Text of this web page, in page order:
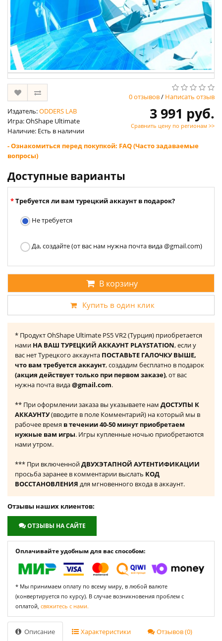
0 отзывов/ Написать отзыв
Издатель:ODDERS LAB
Игра: OhShape Ultimate
Наличие: Есть в наличии
3 991 руб.
Сравнить цену по регионам >>
- Ознакомиться перед покупкой: FAQ (Часто задаваемые
вопросы)
Доступные варианты
Требуется ли вам турецкий аккаунт в подарок?
Не требуется
Да, создайте (от вас нам нужна почта вида @gmail.com)
В корзину
Купить в один клик
* Продукт OhShape Ultimate PS5 VR2 (Турция) приобретается
нами НА ВАШ ТУРЕЦКИЙ АККАУНТ PLAYSTATION, если у
вас нет Турецкого аккаунта ПОСТАВЬТЕ ГАЛОЧКУ ВЫШЕ,
что вам требуется аккаунт, создадим бесплатно в подарок
(акция действует только при первом заказе), от вас
нужна почта вида@gmail.com.
** При оформлении заказа вы указываете нам ДОСТУПЫ К
АККАУНТУ(вводите в поле Комментарий) на который мы в
рабочее время в течении 40-50 минут приобретаем
нужные вам игры. Игры купленные ночью приобретаются
нами утром.
*** При включеннойДВУХЭТАПНОЙ АУТЕНТИФИКАЦИИ
просьба заранее в комментарии выслать КОД
ВОССТАНОВЛЕНИЯ для мгновенного входа в аккаунт.
Отзывы наших клиентов:
ОТЗЫВЫ НА САЙТЕ
Оплачивайте удобным для вас способом:
* Мы принимаем оплату по всему миру, в любой валюте
(конвертируется по курсу). В случае возникновения проблем с
оплатой, свяжитесь с нами.
Описание Характеристики Отзывов (0)